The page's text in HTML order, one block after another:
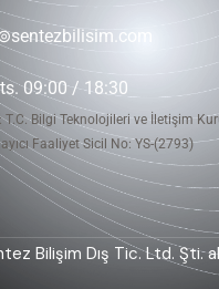
09:00 / 18:30
T.C. Bilgi Teknolojileri ve İletişim
Faaliyet Sicil No: YS-(2793)
Bilişim Dış Tic. Ltd. Şti.